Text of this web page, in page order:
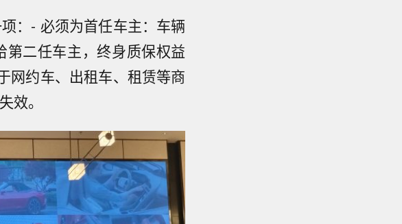
：- 必须为首任车主：车辆
二任车主，终身质保权益
网约车、出租车、租赁等商
效。